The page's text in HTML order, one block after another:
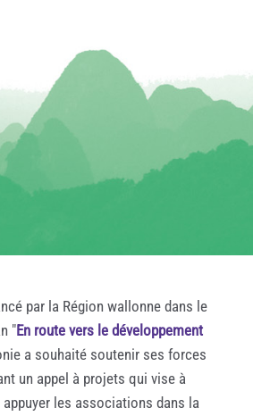
par la Région wallonne dans le
"En route vers le développement
a souhaité soutenir ses forces
un appel à projets qui vise à
les associations dans la